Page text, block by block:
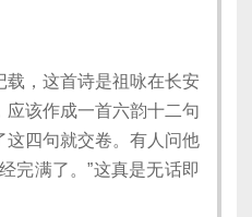
，这首诗是祖咏在长安
应该作成一首六韵十二句
这四句就交卷。有人问他
完满了。”这真是无话即